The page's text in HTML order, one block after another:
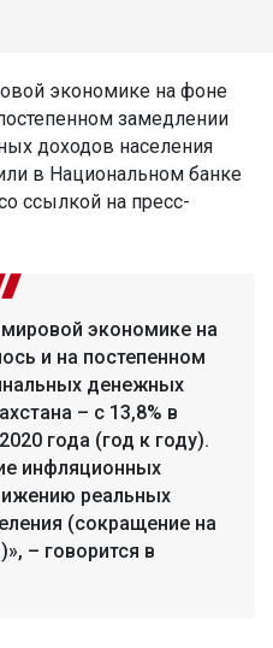
экономике на фоне
замедлении
доходов населения
в Национальном банке
ссылкой на пресс-
экономике на
и на постепенном
денежных
– с 13,8% в
года (год к году).
инфляционных
реальных
(сокращение на
– говорится в